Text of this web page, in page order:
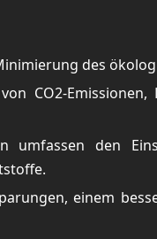
des
CO2-
umfassen den
einem